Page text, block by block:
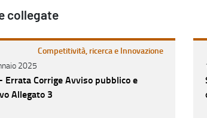
collegate
Competitività, ricerca e Innovazione
2025
Errata Corrige Avviso pubblico e
Allegato 3